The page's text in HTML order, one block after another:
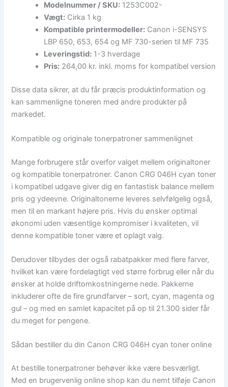
Modelnummer / SKU: 1253C002-
Vægt: Cirka 1 kg
Kompatible printermodeller: Canon i-SENSYS
LBP 650, 653, 654 og MF 730-serien til MF 735
Leveringstid: 1-3 hverdage
Pris: 264,00 kr. inkl. moms for kompatibel version
Disse data sikrer, at du får præcis produktinformation og
kan sammenligne toneren med andre produkter på
markedet.
Kompatible og originale tonerpatroner sammenlignet
Mange forbrugere står overfor valget mellem originaltoner
og kompatible tonerpatroner. Canon CRG 046H cyan toner
i kompatibel udgave giver dig en fantastisk balance mellem
pris og ydeevne. Originaltonerne leveres selvfølgelig også,
men til en markant højere pris. Hvis du ønsker optimal
økonomi uden væsentlige kompromiser i kvaliteten, vil
denne kompatible toner være et oplagt valg.
Derudover tilbydes der også rabatpakker med flere farver,
hvilket kan være fordelagtigt ved større forbrug eller når du
ønsker at holde driftomkostningerne nede. Pakkerne
inkluderer ofte de fire grundfarver – sort, cyan, magenta og
gul – og med en samlet kapacitet på op til 21.300 sider får
du meget for pengene.
Sådan bestiller du din Canon CRG 046H cyan toner online
At bestille tonerpatroner behøver ikke være besværligt.
Med en brugervenlig online shop kan du nemt tilføje Canon